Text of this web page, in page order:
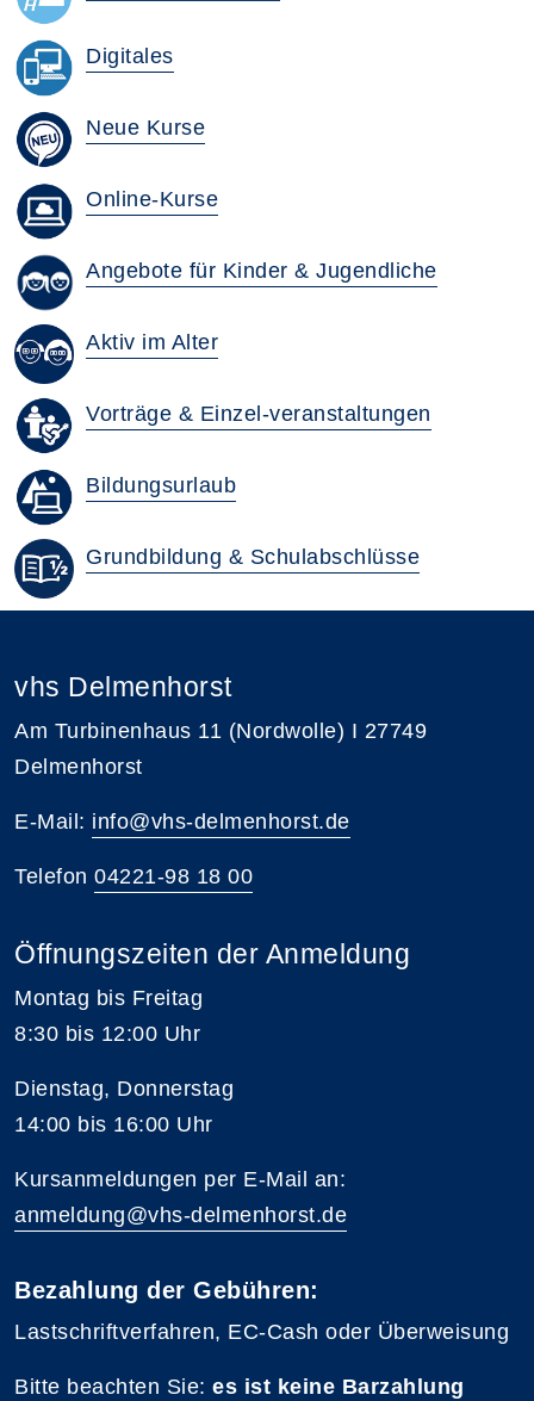
Digitales
Neue Kurse
Online-Kurse
Angebote für Kinder & Jugendliche
Aktiv im Alter
Vorträge & Einzel-veranstaltungen
Bildungsurlaub
Grundbildung & Schulabschlüsse
vhs Delmenhorst
Am Turbinenhaus 11 (Nordwolle) I 27749
Delmenhorst
E-Mail: info@vhs-delmenhorst.de
Telefon 04221-98 18 00
Öffnungszeiten der Anmeldung
Montag bis Freitag
8:30 bis 12:00 Uhr
Dienstag, Donnerstag
14:00 bis 16:00 Uhr
Kursanmeldungen per E-Mail an:
anmeldung@vhs-delmenhorst.de
Bezahlung der Gebühren:
Lastschriftverfahren, EC-Cash oder Überweisung
Bitte beachten Sie: es ist keine Barzahlung